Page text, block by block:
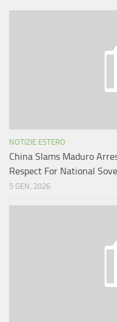
NOTIZIE ESTERO
China Slams Maduro
Respect For National
5 GEN, 2026